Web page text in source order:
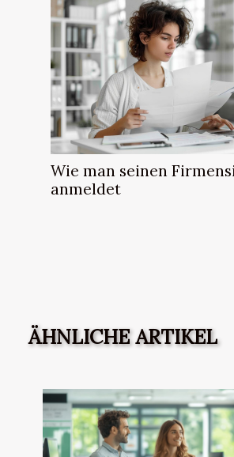
Wie man seinen
anmeldet
ÄHNLICHE ARTIKEL